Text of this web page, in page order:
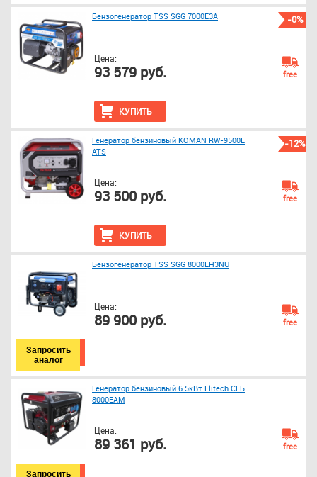
-0%
Бензогенератор TSS SGG 7000E3A
КУПИТЬ
Цена:
93 579 руб. free
-12%
Генератор бензиновый KOMAN RW-9500E
ATS
КУПИТЬ
Цена:
93 500 руб. free
Бензогенератор TSS SGG 8000EH3NU
Цена:
89 900 руб.
Запросить
аналог
free
Генератор бензиновый 6.5кВт Elitech СГБ
8000ЕАМ
Цена:
89 361 руб.
Запросить
free